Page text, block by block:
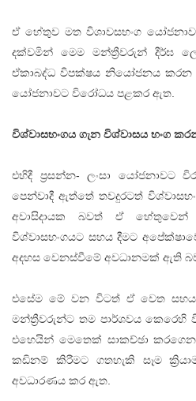
ඒ හේතුව මත විශාවසභංග
දක්වමින් මෙම මන්ත්‍රීවරුන් දීර්ඝ
ඒකාබද්ධ විපක්ෂය නියෝජනය කරන
යෝජනාවට විරෝධය පළකර ඇත.
විශ්වාසභංගය ගැන විශ්වාසය භංග
එහිදී ප්‍රසන්න- ලංසා යෝජනාවට
පෙන්වාදී ඇත්තේ තවදුරටත්
අවාසිදායක බවත් ඒ හේතුවෙන්
විශ්වාසභංගයට සහය දීමට
අදහස වෙනස්වීමේ අවධානමක් ඇති
එසේම මේ වන විටත් ඒ වෙත
මන්ත්‍රීවරුන්ට තම පාර්ශවය කෙරෙහි
එහෙයින් මෙතෙක් සාකච්ඡා
කඩිනම් කිරීමට ගතහැකි සෑම
අවධාරණය කර ඇත.